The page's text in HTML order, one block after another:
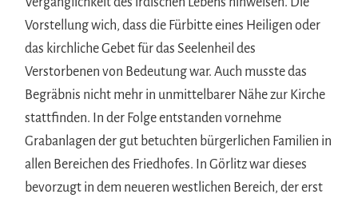
Vorstellung wich, dass die Fürbitte eines Heiligen oder
das kirchliche Gebet für das Seelenheil des
Verstorbenen von Bedeutung war. Auch musste das
Begräbnis nicht mehr in unmittelbarer Nähe zur Kirche
stattfinden. In der Folge entstanden vornehme
Grabanlagen der gut betuchten bürgerlichen Familien in
allen Bereichen des Friedhofes. In Görlitz war dieses
bevorzugt in dem neueren westlichen Bereich, der erst